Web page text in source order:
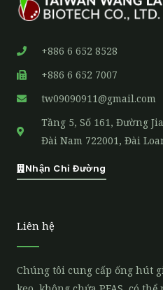
+886 6 652 8528
+886 6 652 7007
tw09090911@gmail.com
Tầng 5, Số 161, Đường
Đài Nam 722001, Đài
Nhận Chỉ Đường
Liên hệ
Chúng tôi cung cấp ống hút